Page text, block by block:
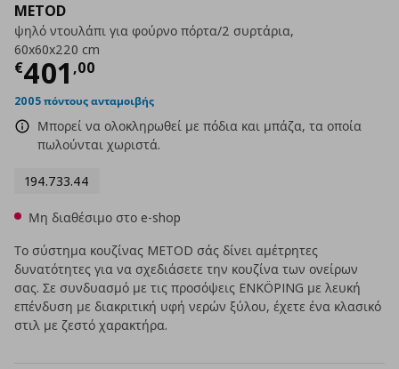
METOD
ψηλό ντουλάπι για φούρνο πόρτα/2 συρτάρια,
60x60x220 cm
€401 ,00
Τρέχουσα τιμή
2005 πόντους ανταμοιβής
Μπορεί να ολοκληρωθεί με πόδια και μπάζα, τα οποία
πωλούνται χωριστά.
194.733.44
Μη διαθέσιμο στο e-shop
Το σύστημα κουζίνας METOD σάς δίνει αμέτρητες
δυνατότητες για να σχεδιάσετε την κουζίνα των ονείρων
σας. Σε συνδυασμό με τις προσόψεις ENKÖPING με λευκή
επένδυση με διακριτική υφή νερών ξύλου, έχετε ένα κλασικό
στιλ με ζεστό χαρακτήρα.